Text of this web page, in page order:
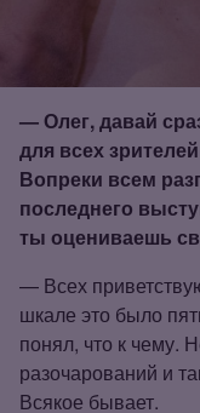
— Олег, давай
для всех
Вопреки всем
последнего
ты оцениваешь
— Всех
шкале это было
понял, что к чему.
разочарований и
Всякое бывает.